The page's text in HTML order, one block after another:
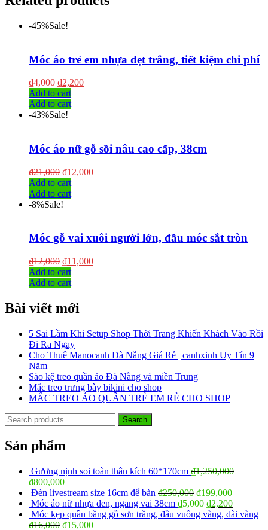
-45%Sale!
Móc áo trẻ em nhựa dẹt trắng, tiết kiệm chi phí
₫4,000 ₫2,200
Add to cart
Add to cart
-43%Sale!
Móc áo nữ gỗ sồi nâu cao cấp, 38cm
₫21,000 ₫12,000
Add to cart
Add to cart
-8%Sale!
Móc gỗ vai xuôi người lớn, đầu móc sắt tròn
₫12,000 ₫11,000
Add to cart
Add to cart
Bài viết mới
5 Sai Lầm Khi Setup Shop Thời Trang Khiến Khách Vào Rồi
Đi Ra Ngay
Cho Thuê Manocanh Đà Nẵng Giá Rẻ | canhxinh Uy Tín 9
Năm
Sào kệ treo quần áo Đà Nẵng và miền Trung
Mắc treo trưng bày bikini cho shop
MẮC TREO ÁO QUẦN TRẺ EM RẺ CHO SHOP
Search
for:
Search
Sản phẩm
Gương nịnh soi toàn thân kích 60*170cm ₫1,250,000
₫800,000
Đèn livestream size 16cm để bàn ₫250,000 ₫199,000
Móc áo nữ nhựa đen, ngang vai 38cm ₫5,000 ₫2,200
Móc kẹp quần bằng gỗ sơn trắng, đầu vuông vàng, dài vàng
₫16,000 ₫15,000